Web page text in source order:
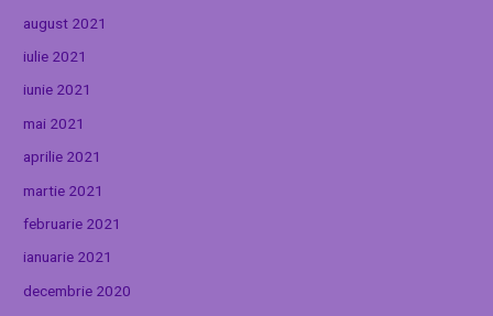
august 2021
iulie 2021
iunie 2021
mai 2021
aprilie 2021
martie 2021
februarie 2021
ianuarie 2021
decembrie 2020